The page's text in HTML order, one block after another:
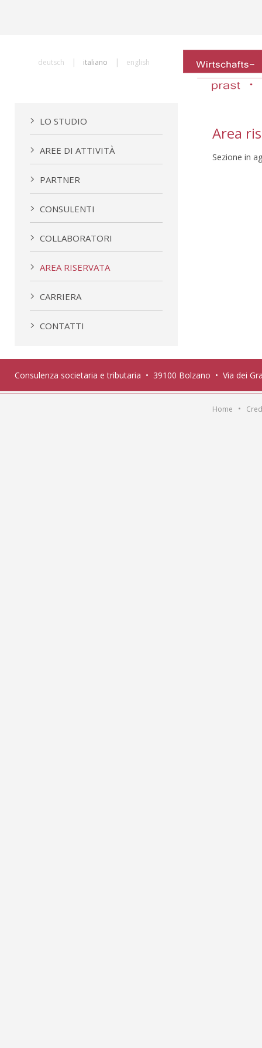
deutsch | italiano | english
LO STUDIO
AREE DI ATTIVITÀ
PARTNER
CONSULENTI
COLLABORATORI
AREA RISERVATA
CARRIERA
CONTATTI
Area
Sezione in
Consulenza societaria e tributaria • 39100 Bolzano • Via dei
Home •